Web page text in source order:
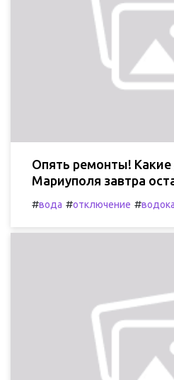
Опять ремонты!
Мариуполя завтра
#вода #отключение #